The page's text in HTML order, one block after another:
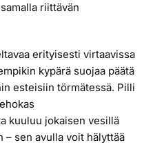
riittävän
erityisesti virtaavissa
kypärä suojaa päätä
esteisiin törmätessä. Pilli
kuuluu jokaisen vesillä
sen avulla voit hälyttää